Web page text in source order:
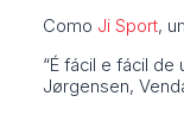
Como Ji Sport,
“É fácil e fácil
Jørgensen,